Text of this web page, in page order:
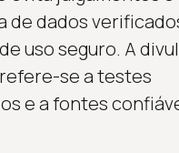
de dados
uso seguro. A
se a testes
e a fontes